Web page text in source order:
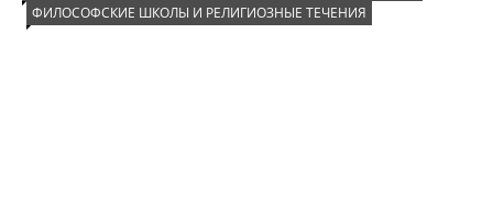
ФИЛОСОФСКИЕ ШКОЛЫ И РЕЛИГИОЗНЫЕ ТЕЧЕНИЯ